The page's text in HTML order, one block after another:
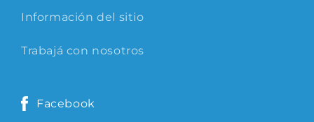
Información del sitio
Trabajá con nosotros
Facebook